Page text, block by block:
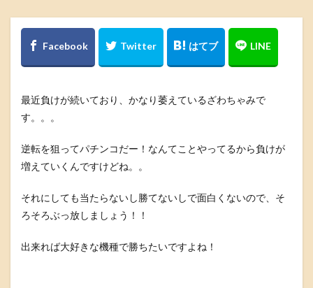
最近負けが続いており、かなり萎えているざわちゃみで
す。。。
逆転を狙ってパチンコだー！なんてことやってるから負けが
増えていくんですけどね。。
それにしても当たらないし勝てないしで面白くないので、そ
ろそろぶっ放しましょう！！
出来れば大好きな機種で勝ちたいですよね！